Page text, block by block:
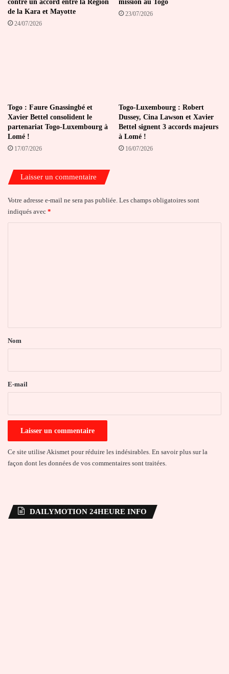
contre un accord entre la Région
de la Kara et Mayotte
24/07/2026
mission au Togo
23/07/2026
Togo : Faure Gnassingbé et
Xavier Bettel consolident le
partenariat Togo-Luxembourg à
Lomé !
17/07/2026
Togo-Luxembourg : Robert
Dussey, Cina Lawson et Xavier
Bettel signent 3 accords majeurs
à Lomé !
16/07/2026
Laisser un commentaire
Votre adresse e-mail ne sera pas publiée. Les champs obligatoires sont
indiqués avec *
a
e
Nom
E-mail
Ce site utilise Akismet pour réduire les indésirables. En savoir plus sur la
façon dont les données de vos commentaires sont traitées.
DAILYMOTION 24HEURE INFO